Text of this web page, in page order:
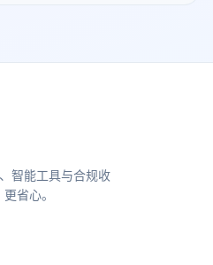
智能工具与合规收
省心。